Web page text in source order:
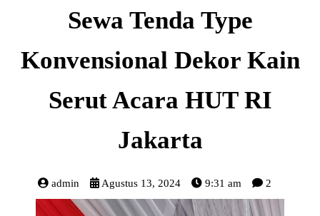
Sewa Tenda Type
Konvensional Dekor Kain
Serut Acara HUT RI
Jakarta
admin Agustus 13, 2024 9:31 am 2